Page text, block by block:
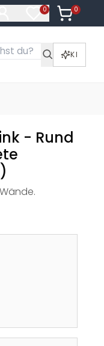
0
Artikel im
0
Artikel
KI
- Rund